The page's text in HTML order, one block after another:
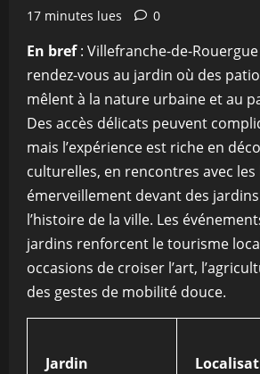
17 minutes lues
0
En bref: Villefranche-de-
rendez-vous au jardin où des
mêlent à la nature urbaine et au
Des accès délicats peuvent
mais l’expérience est riche en
culturelles, en rencontres avec
émerveillement devant des
l’histoire de la ville. Les
jardins renforcent le tourisme
occasions de croiser l’art,
des gestes de mobilité douce.
Jardin